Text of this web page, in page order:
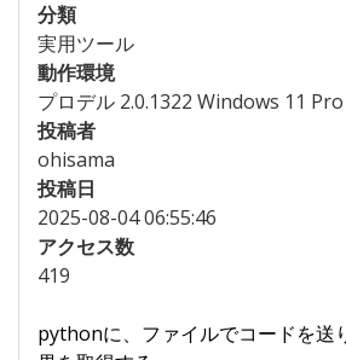
分類
実用ツール
動作環境
プロデル 2.0.1322 Windows 11 Pro
投稿者
ohisama
投稿日
2025-08-04 06:55:46
アクセス数
419
pythonに、ファイルでコードを送